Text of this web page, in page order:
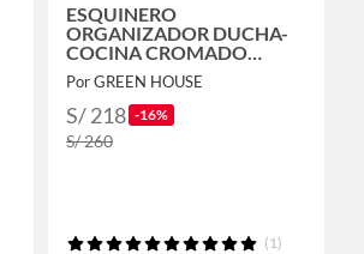
ESQUINERO
ORGANIZADOR DUCHA-
COCINA CROMADO
BRILLANTE ACERO PACK 2
unidades
Por GREEN HOUSE
S/ 218 -16%
S/ 260
(1)